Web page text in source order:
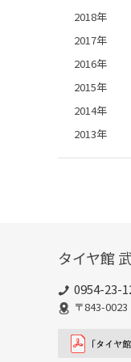
2018年
2017年
2016年
2015年
2014年
2013年
タイヤ館
0954-23-
〒843-